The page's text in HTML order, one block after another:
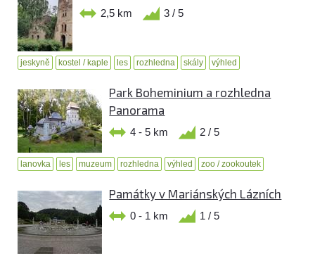
2,5 km 3 / 5
jeskyně kostel / kaple les rozhledna skály výhled
Park Boheminium a rozhledna
Panorama
4 - 5 km 2 / 5
lanovka les muzeum rozhledna výhled zoo / zookoutek
Památky v Mariánských Lázních
0 - 1 km 1 / 5